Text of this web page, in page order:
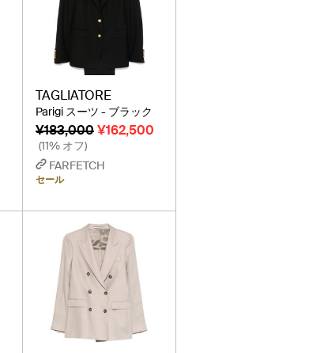
TAGLIATORE
Parigi スーツ - ブラック
¥183,000¥162,500
(11% オフ)
FARFETCH
セール